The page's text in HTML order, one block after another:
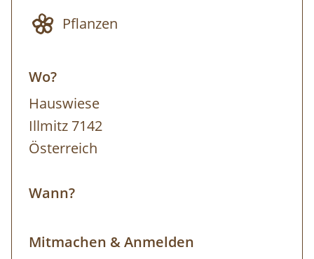
Sandlebensräume ab. Dieser Artenreichtum
verwandelt jeden Besuch in ein
Tour ist beim Nationalparkzentrum. Von hier
aus fährt man mit dem Fahrrad in das
Teilgebiet des Nationalparks. Eigenes
Fahrrad ist zwingend erforderlich, kann aber
geringe Gebühr ausgeliehen werden.
Schuhwerk, dem Wetter angepasste
Pflanzen
Wo?
Hauswiese
Illmitz 7142
Österreich
Wann?
Mitmachen & Anmelden